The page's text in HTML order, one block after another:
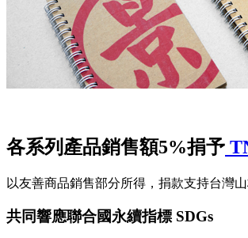
各系列產品銷售額5%捐予
以友善商品銷售部分所得，捐款支持台灣
共同響應聯合國永續指標 SDGs